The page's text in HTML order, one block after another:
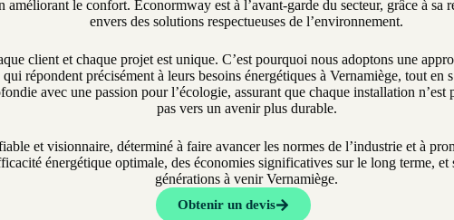
le confort. Econormway est à l’avant-garde du secteur, grâce à sa
envers des solutions respectueuses de l’environnement.
client et chaque projet est unique. C’est pourquoi nous adoptons une
répondent précisément à leurs besoins énergétiques à Vernamiège, tout
avec une passion pour l’écologie, assurant que chaque installation
pas vers un avenir plus durable.
et visionnaire, déterminé à faire avancer les normes de l’industrie et à
énergétique optimale, des économies significatives sur le long terme,
générations à venir Vernamiège.
Obtenir un devis